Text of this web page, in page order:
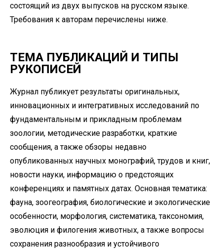
состоящий из двух выпусков на русском языке.
Требования к авторам перечислены ниже.
ТЕМА ПУБЛИКАЦИЙ И ТИПЫ
РУКОПИСЕЙ
Журнал публикует результаты оригинальных,
инновационных и интегративных исследований по
фундаментальным и прикладным проблемам
зоологии, методические разработки, краткие
сообщения, а также обзоры недавно
опубликованных научных монографий, трудов и книг,
новости науки, информацию о предстоящих
конференциях и памятных датах. Основная тематика:
фауна, зоогеография, биологические и экологические
особенности, морфология, систематика, таксономия,
эволюция и филогения животных, а также вопросы
сохранения разнообразия и устойчивого